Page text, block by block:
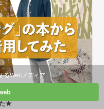
た★
るWebメディア